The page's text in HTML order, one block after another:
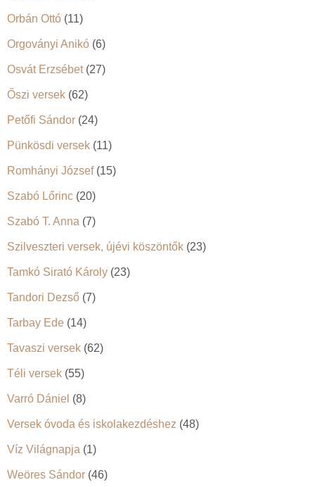
Orbán Ottó (11)
Orgoványi Anikó (6)
Osvát Erzsébet(27)
Őszi versek (62)
Petőfi Sándor (24)
Pünkösdi versek (11)
Romhányi József(15)
Szabó Lőrinc (20)
Szabó T. Anna (7)
Szilveszteri versek, újévi köszöntők (23)
Tamkó Sirató Károly (23)
Tandori Dezső (7)
Tarbay Ede (14)
Tavaszi versek (62)
Téli versek (55)
Varró Dániel (8)
Versek óvoda és iskolakezdéshez (48)
Víz Világnapja (1)
Weöres Sándor (46)